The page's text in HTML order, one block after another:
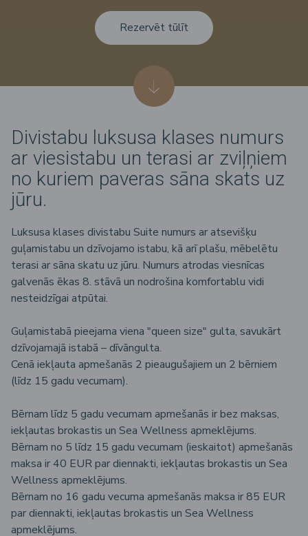
Rezervēt tūlīt
Divistabu luksusa klases numurs
ar viesistabu un terasi ar zviļņiem
no kuriem paveras sāna skats uz
jūru.
Luksusa klases divistabu Suite numurs ar atsevišķu
guļamistabu un dzīvojamo istabu, kā arī plašu, mēbelētu
terasi ar sāna skatu uz jūru. Numurs atrodas viesnīcas
galvenās ēkas 8. stāvā un nodrošina komfortablu vidi
nesteidzīgai atpūtai.
Guļamistabā pieejama viena "queen size" gulta, savukārt
dzīvojamajā istabā – dīvāngulta.
Cenā iekļauta apmešanās 2 pieaugušajiem un 2 bērniem
(līdz 15 gadu vecumam).
Bērnam līdz 5 gadu vecumam apmešanās ir bez maksas,
iekļautas brokastis un Sea Wellness apmeklējums.
Bērnam no 5 līdz 15 gadu vecumam (ieskaitot) apmešanās
maksa ir 40 EUR par diennakti, iekļautas brokastis un Sea
Wellness apmeklējums.
Bērnam no 16 gadu vecuma apmešanās maksa ir 85 EUR
par diennakti, iekļautas brokastis un Sea Wellness
apmeklējums.